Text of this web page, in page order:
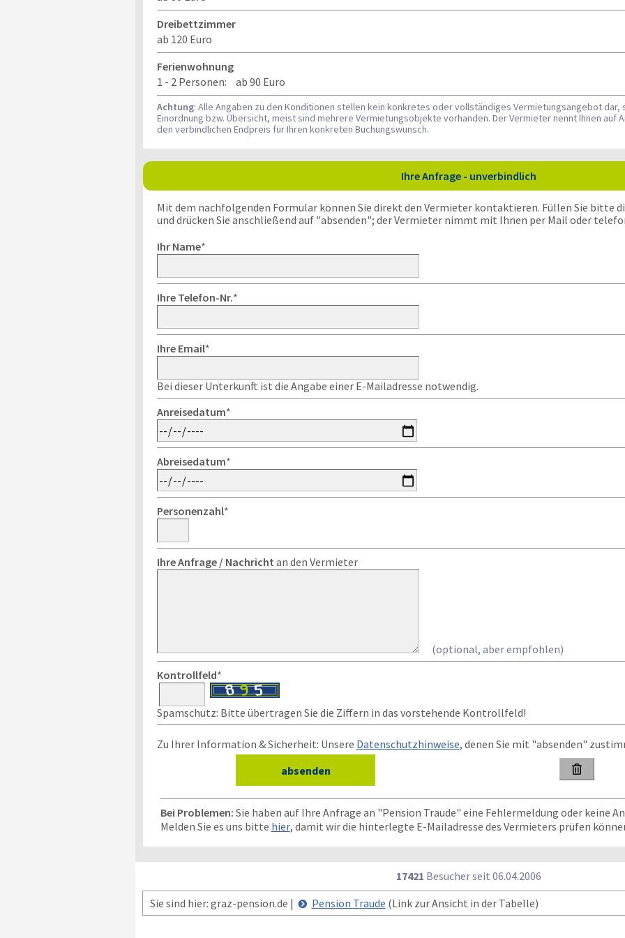
Dreibettzimmer
ab 120 Euro
Ferienwohnung
1 - 2 Personen:
ab 90 Euro
Achtung: Alle Angaben zu den Konditionen stellen kein konkretes oder vollständiges Vermietungsangebot
Einordnung bzw. Übersicht, meist sind mehrere Vermietungsobjekte vorhanden. Der Vermieter nennt Ihnen auf
den verbindlichen Endpreis für Ihren konkreten Buchungswunsch.
Ihre Anfrage - unverbindlich
Mit dem nachfolgenden Formular können Sie direkt den Vermieter kontaktieren. Füllen Sie bitte
und drücken Sie anschließend auf "absenden"; der Vermieter nimmt mit Ihnen per Mail oder
Ihr Name*
Ihre Telefon-Nr.*
Ihre Email*
Bei dieser Unterkunft ist die Angabe einer E-Mailadresse notwendig.
Anreisedatum*
Abreisedatum*
Personenzahl*
Ihre Anfrage / Nachricht an den Vermieter
(optional, aber empfohlen)
Kontrollfeld*
Spamschutz: Bitte übertragen Sie die Ziffern in das vorstehende Kontrollfeld!
Zu Ihrer Information & Sicherheit: Unsere Datenschutzhinweise, denen Sie mit "absenden"

Bei Problemen: Sie haben auf Ihre Anfrage an "Pension Traude" eine Fehlermeldung oder keine
Melden Sie es uns bitte hier, damit wir die hinterlegte E-Mailadresse des Vermieters prüfen
17421 Besucher seit 06.04.2006
Sie sind hier: graz-pension.de |
Pension Traude (Link zur Ansicht in der Tabelle)